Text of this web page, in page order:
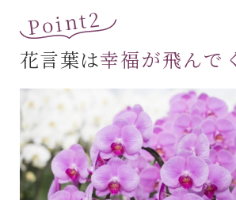
Point2
花言葉は幸福が飛んで